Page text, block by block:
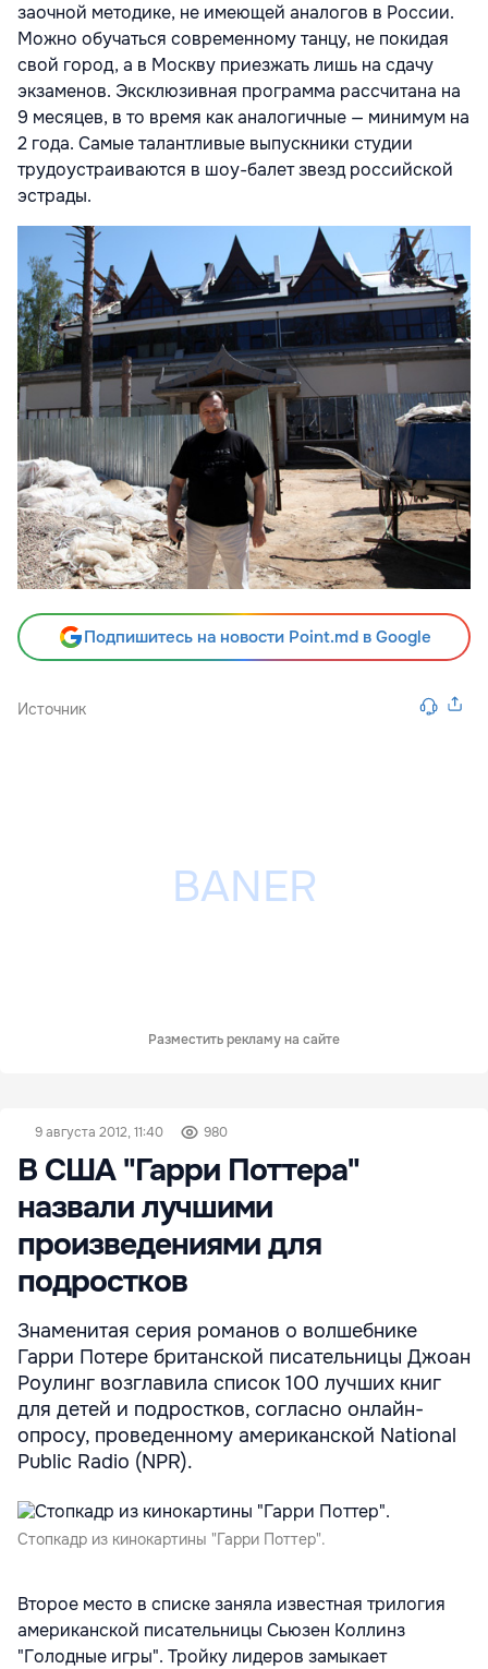
заочной методике, не имеющей аналогов в России.
Можно обучаться современному танцу, не покидая
свой город, а в Москву приезжать лишь на сдачу
экзаменов. Эксклюзивная программа рассчитана на
9 месяцев, в то время как аналогичные — минимум на
2 года. Самые талантливые выпускники студии
трудоустраиваются в шоу-балет звезд российской
эстрады.
Подпишитесь на новости Point.md в Google
Источник
Разместить рекламу на сайте
9 августа 2012, 11:40 980
В США "Гарри Поттера"
назвали лучшими
произведениями для
подростков
Знаменитая серия романов о волшебнике
Гарри Потере британской писательницы Джоан
Роулинг возглавила список 100 лучших книг
для детей и подростков, согласно онлайн-
опросу, проведенному американской National
Public Radio (NPR).
Стопкадр из кинокартины "Гарри Поттер".
Второе место в списке заняла известная трилогия
американской писательницы Сьюзен Коллинз
"Голодные игры". Тройку лидеров замыкает